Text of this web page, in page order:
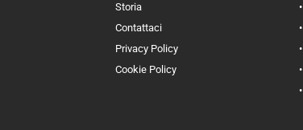
Storia
Contattaci
Privacy Policy
Cookie Policy